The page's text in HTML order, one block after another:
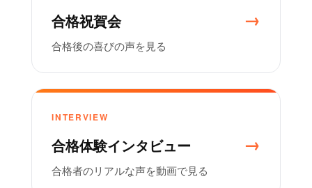
合格祝賀会
合格後の喜びの声を見る
INTERVIEW
合格体験インタビュー
合格者のリアルな声を動画で見る